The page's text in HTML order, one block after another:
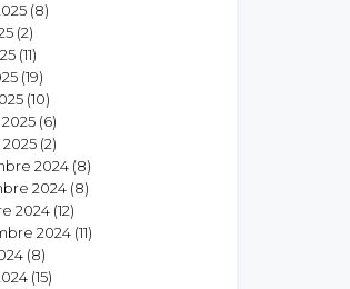
(8)
(2)
(11)
(19)
(10)
(6)
(2)
2024 (8)
2024 (8)
2024 (12)
2024 (11)
(8)
(15)